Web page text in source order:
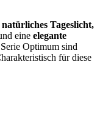
natürliches Tageslicht,
eine elegante
Optimum sind
für diese